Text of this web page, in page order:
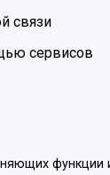
связи
сервисов
функции